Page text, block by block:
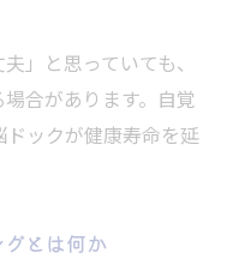
」と思っていても、
合があります。自覚
ックが健康寿命を延
とは何か